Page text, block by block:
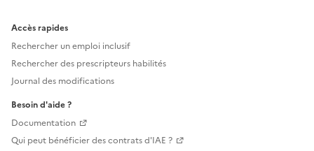
Accès rapides
Rechercher un emploi inclusif
Rechercher des prescripteurs habilités
Journal des modifications
Besoin d'aide ?
Documentation
Qui peut bénéficier des contrats d'IAE ?